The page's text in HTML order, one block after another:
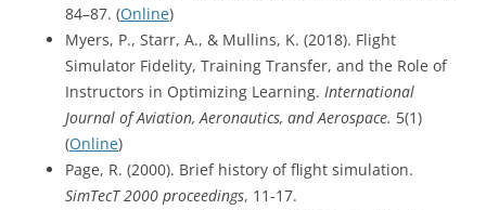
84–87. (Online)
Myers, P., Starr, A., & Mullins, K. (2018). Flight
Simulator Fidelity, Training Transfer, and the Role of
Instructors in Optimizing Learning. International
Journal of Aviation, Aeronautics, and Aerospace. 5(1)
(Online)
Page, R. (2000). Brief history of flight simulation.
SimTecT 2000 proceedings, 11-17.